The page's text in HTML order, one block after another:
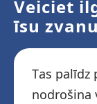
Veiciet
īsu
Tas palīdz
nodrošina